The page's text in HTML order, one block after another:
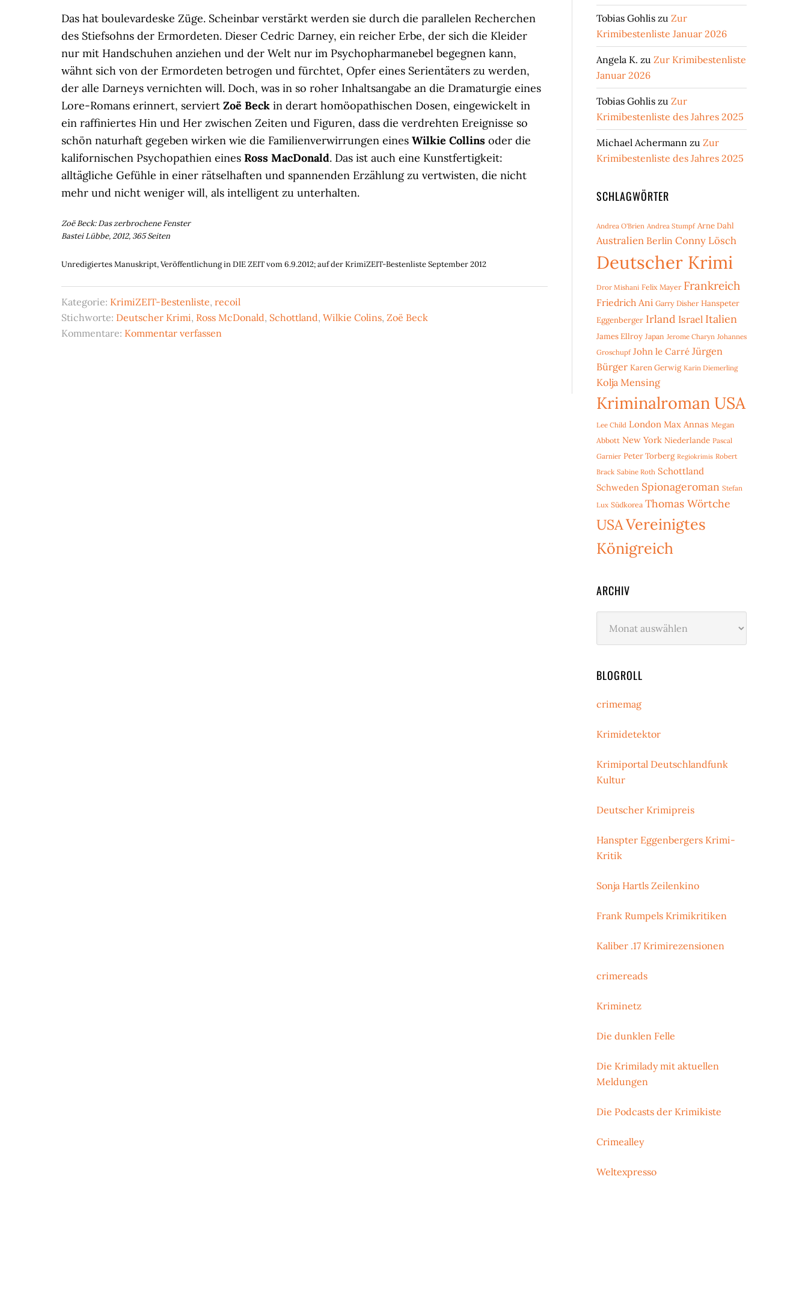
Das hat boulevardeske Züge. Scheinbar verstärkt werden sie durch die parallelen Recherchen
des Stiefsohns der Ermordeten. Dieser Cedric Darney, ein reicher Erbe, der sich die Kleider
nur mit Handschuhen anziehen und der Welt nur im Psychopharmanebel begegnen kann,
wähnt sich von der Ermordeten betrogen und fürchtet, Opfer eines Serientäters zu werden,
der alle Darneys vernichten will. Doch, was in so roher Inhaltsangabe an die Dramaturgie eines
Lore-Romans erinnert, serviert Zoë Beck in derart homöopathischen Dosen, eingewickelt in
ein raffiniertes Hin und Her zwischen Zeiten und Figuren, dass die verdrehten Ereignisse so
schön naturhaft gegeben wirken wie die Familienverwirrungen eines Wilkie Collins oder die
kalifornischen Psychopathien eines Ross MacDonald. Das ist auch eine Kunstfertigkeit:
alltägliche Gefühle in einer rätselhaften und spannenden Erzählung zu vertwisten, die nicht
mehr und nicht weniger will, als intelligent zu unterhalten.
Zoë Beck: Das zerbrochene Fenster
Bastei Lübbe, 2012, 365 Seiten
Unredigiertes Manuskript, Veröffentlichung in DIE ZEIT vom 6.9.2012; auf der KrimiZEIT-Bestenliste September 2012
Kategorie: KrimiZEIT-Bestenliste, recoil
Stichworte: Deutscher Krimi, Ross McDonald, Schottland, Wilkie Colins, Zoë Beck
Kommentare: Kommentar verfassen
Tobias Gohlis zu Zur
Krimibestenliste Januar 2026
Angela K. zu Zur Krimibestenliste
Januar 2026
Tobias Gohlis zu Zur
Krimibestenliste des Jahres 2025
Michael Achermann zu Zur
Krimibestenliste des Jahres 2025
SCHLAGWÖRTER
Andrea O'Brien Andrea Stumpf Arne Dahl
Australien Berlin Conny Lösch
Deutscher Krimi
Dror Mishani Felix Mayer Frankreich
Friedrich Ani Garry Disher Hanspeter
Eggenberger Irland Israel Italien
James Ellroy Japan Jerome Charyn Johannes
Groschupf John le Carré Jürgen
Bürger Karen Gerwig Karin Diemerling
Kolja Mensing
Kriminalroman USA
Lee Child London Max Annas Megan
Abbott New York Niederlande Pascal
Garnier Peter Torberg Regiokrimis Robert
Brack Sabine Roth Schottland
Schweden Spionageroman Stefan
Lux Südkorea Thomas Wörtche
USAVereinigtes
Königreich
ARCHIV
BLOGROLL
crimemag
Krimidetektor
Krimiportal Deutschlandfunk
Kultur
Deutscher Krimipreis
Hanspter Eggenbergers Krimi-
Kritik
Sonja Hartls Zeilenkino
Frank Rumpels Krimikritiken
Kaliber .17 Krimirezensionen
crimereads
Kriminetz
Die dunklen Felle
Die Krimilady mit aktuellen
Meldungen
Die Podcasts der Krimikiste
Crimealley
Weltexpresso